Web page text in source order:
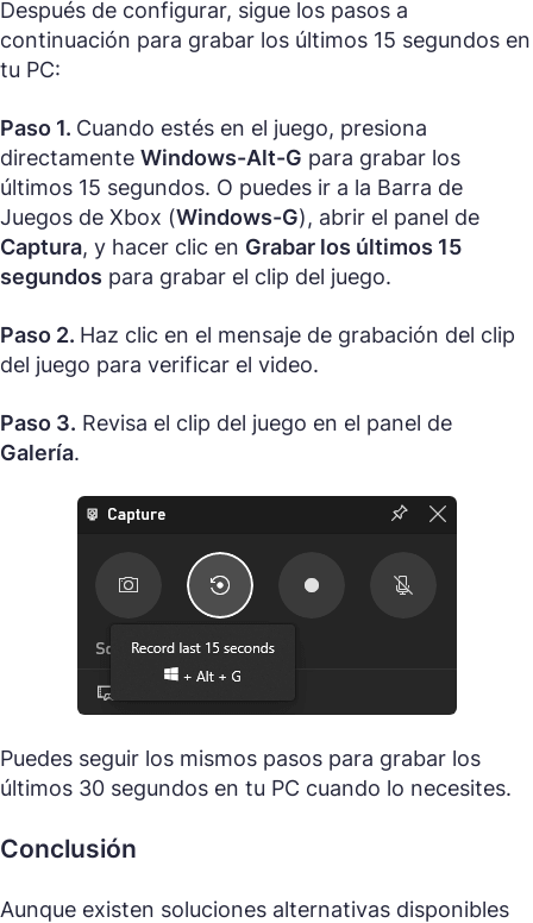
Después de configurar, sigue los pasos a
continuación para grabar los últimos 15 segundos en
tu PC:
Paso 1. Cuando estés en el juego, presiona
directamente Windows-Alt-G para grabar los
últimos 15 segundos. O puedes ir a la Barra de
Juegos de Xbox (Windows-G), abrir el panel de
Captura, y hacer clic en Grabar los últimos 15
segundos para grabar el clip del juego.
Paso 2. Haz clic en el mensaje de grabación del clip
del juego para verificar el video.
Paso 3. Revisa el clip del juego en el panel de
Galería.
Puedes seguir los mismos pasos para grabar los
últimos 30 segundos en tu PC cuando lo necesites.
Conclusión
Aunque existen soluciones alternativas disponibles